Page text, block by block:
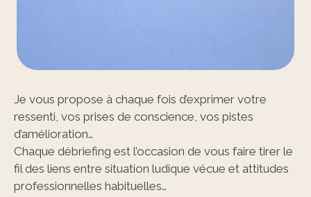
Je vous propose à chaque fois d’exprimer votre
ressenti, vos prises de conscience, vos pistes
d’amélioration…
Chaque débriefing est l’occasion de vous faire tirer le
fil des liens entre situation ludique vécue et attitudes
professionnelles habituelles…